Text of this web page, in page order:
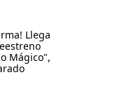
Llega
Mágico",